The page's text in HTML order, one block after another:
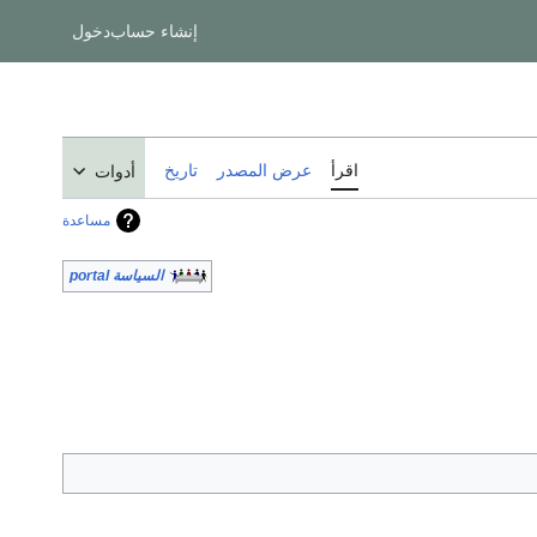
إنشاء حسابدخول
اقرأ عرض المصدر تاريخ أدوات
مساعدة
السياسة portal